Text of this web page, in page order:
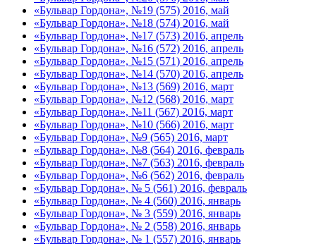
«Бульвар Гордона», №19 (575) 2016, май
«Бульвар Гордона», №18 (574) 2016, май
«Бульвар Гордона», №17 (573) 2016, апрель
«Бульвар Гордона», №16 (572) 2016, апрель
«Бульвар Гордона», №15 (571) 2016, апрель
«Бульвар Гордона», №14 (570) 2016, апрель
«Бульвар Гордона», №13 (569) 2016, март
«Бульвар Гордона», №12 (568) 2016, март
«Бульвар Гордона», №11 (567) 2016, март
«Бульвар Гордона», №10 (566) 2016, март
«Бульвар Гордона», №9 (565) 2016, март
«Бульвар Гордона», №8 (564) 2016, февраль
«Бульвар Гордона», №7 (563) 2016, февраль
«Бульвар Гордона», №6 (562) 2016, февраль
«Бульвар Гордона», № 5 (561) 2016, февраль
«Бульвар Гордона», № 4 (560) 2016, январь
«Бульвар Гордона», № 3 (559) 2016, январь
«Бульвар Гордона», № 2 (558) 2016, январь
«Бульвар Гордона», № 1 (557) 2016, январь